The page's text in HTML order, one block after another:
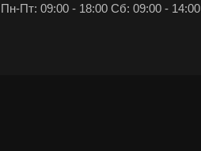
Пн-Пт: 09:00 - 18:00 Сб: 09:00 - 14:00